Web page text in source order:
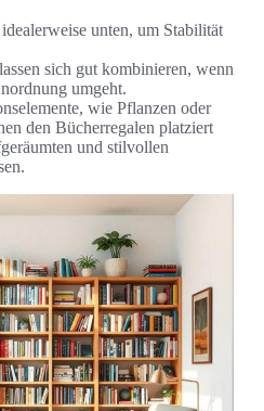
unten, um Stabilität
sich gut kombinieren, wenn
umgeht.
wie Pflanzen oder
den Bücherregalen platziert
und stilvollen